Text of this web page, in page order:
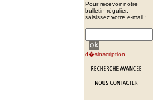
Pour recevoir notre
bulletin régulier,
saisissez votre e-mail :
d�sinscription